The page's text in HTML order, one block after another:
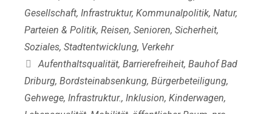
Gesellschaft, Infrastruktur, Kommunalpolitik, Natur,
Parteien & Politik, Reisen, Senioren, Sicherheit,
Soziales, Stadtentwicklung, Verkehr
Schlagwörter
Aufenthaltsqualität, Barrierefreiheit, Bauhof Bad
Driburg, Bordsteinabsenkung, Bürgerbeteiligung,
Gehwege, Infrastruktur., Inklusion, Kinderwagen,